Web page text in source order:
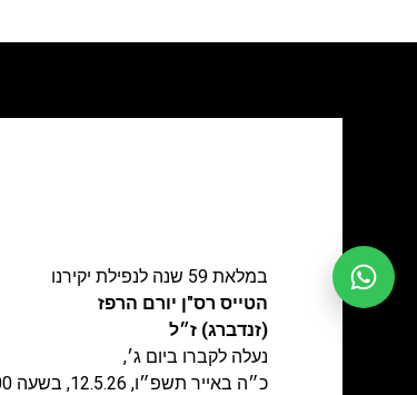
במלאת 59 שנה לנפילת יקירנו
הטייס רס"ן יורם הרפז
(זנדברג) ז״ל
נעלה לקברו ביום ג׳,
כ״ה באייר תשפ״ו, 12.5.26, בשעה 18:00